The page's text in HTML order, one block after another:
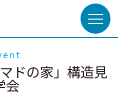
ドの家」構造見
会